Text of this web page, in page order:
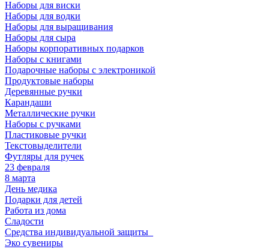
Наборы для виски
Наборы для водки
Наборы для выращивания
Наборы для сыра
Наборы корпоративных подарков
Наборы с книгами
Подарочные наборы с электроникой
Продуктовые наборы
Деревянные ручки
Карандаши
Металлические ручки
Наборы с ручками
Пластиковые ручки
Текстовыделители
Футляры для ручек
23 февраля
8 марта
День медика
Подарки для детей
Работа из дома
Сладости
Средства индивидуальной защиты_
Эко сувениры